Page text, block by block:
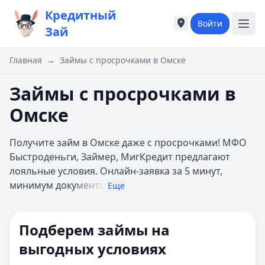
Кредитный
Зай
Города России
Москва
Казань
Б
Барнаул
Белгород
Города России
Москва
Казань
Б
Барнаул
Белгород
Войти
Главная → Займы с просрочками в Омске
Займы с просрочками в
Омске
Получите займ в Омске даже с просрочками! МФО
Быстроденьги, Займер, МигКредит предлагают
лояльные условия. Онлайн-заявка за 5 минут,
минимум документо Еще
Подберем займы на
выгодных условиях